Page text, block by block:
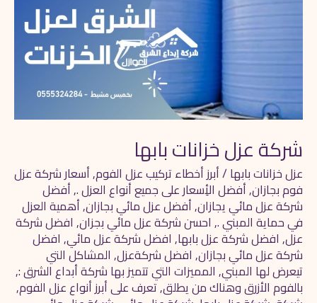
شركة عزل خزانات بابها
عزل خزانات بابها /أبرز أخطاء تركيب عزل الفوم,أسعار شركة عزل
فوم بجازان,أفضل الأِسعار على جميع أنواع العزل .,أفضل
شركة عزل مائي يجازان,أفضل عزل مائي بجازان,أهمية العزل
في حماية المبني ., احسن شركة عزل مائي بجزان, افضل شركة
عزل, افضل شركة عزل بابها, افضل شركة عزل مائي, افضل
شركة عزل مائي بجازان, افضل شركةعزل, المشاكل التي
تيعرض لها المبني, المميزات التي تتميز بها شركة أبداع الشرق :,
بالفوم الأزرق وهناك من يطلق,تعرف على أبرز أنواع عزل الفوم,